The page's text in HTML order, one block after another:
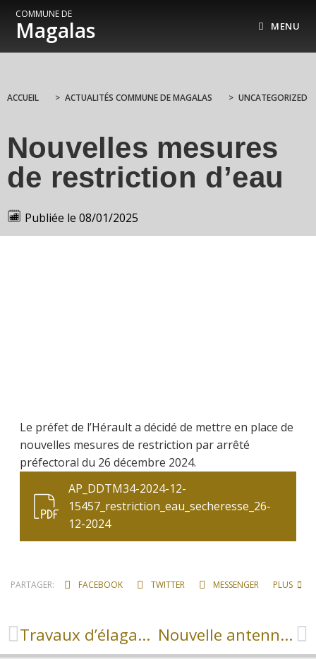
COMMUNE DE
Magalas MENU
ACCUEIL > ACTUALITÉS COMMUNE DE MAGALAS > UNCATEGORIZED
Nouvelles mesures
de restriction d’eau
Publiée le 08/01/2025
Le préfet de l’Hérault a décidé de mettre en place de
nouvelles mesures de restriction par arrêté
préfectoral du 26 décembre 2024.
AP_DDTM34-2024-12-
15457_restriction_eau_secheresse_26-
12-2024
PARTAGER: FACEBOOK TWITTER MESSENGER PLUS
Travaux d’élagage et abattage Nouvelle antenne-relais sur la commune